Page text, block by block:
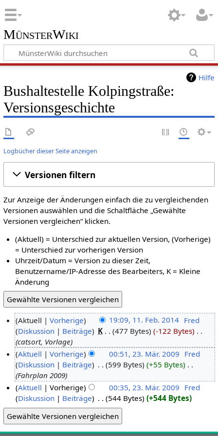
MünsterWiki
Hilfe
Bushaltestelle Kolpingstraße:
Versionsgeschichte
Logbücher dieser Seite anzeigen
Versionen filtern
Zur Anzeige der Änderungen einfach die zu vergleichenden
Versionen auswählen und die Schaltfläche „Gewählte
Versionen vergleichen“ klicken.
(Aktuell) = Unterschied zur aktuellen Version, (Vorherige)
= Unterschied zur vorherigen Version
Uhrzeit/Datum = Version zu dieser Zeit,
Benutzername/IP-Adresse des Bearbeiters, K = Kleine
Änderung
Aktuell Vorherige 19:09, 11. Feb. 2014‎ Fred
Diskussion
Beiträge K 477 Bytes -122 Bytes
catsort, Vorlage
Aktuell
Vorherige 00:51, 23. Mär. 2009 Fred
Diskussion
Beiträge 599 Bytes +55 Bytes
Fahrplan 2009
Aktuell
Vorherige 00:35, 23. Mär. 2009 Fred
Diskussion
Beiträge 544 Bytes +544 Bytes